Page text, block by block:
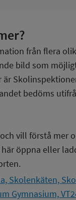
från flera
bild som
är
bedöms
vill förstå mer
öppna eller
Skolenkäten,
Gymnasium,